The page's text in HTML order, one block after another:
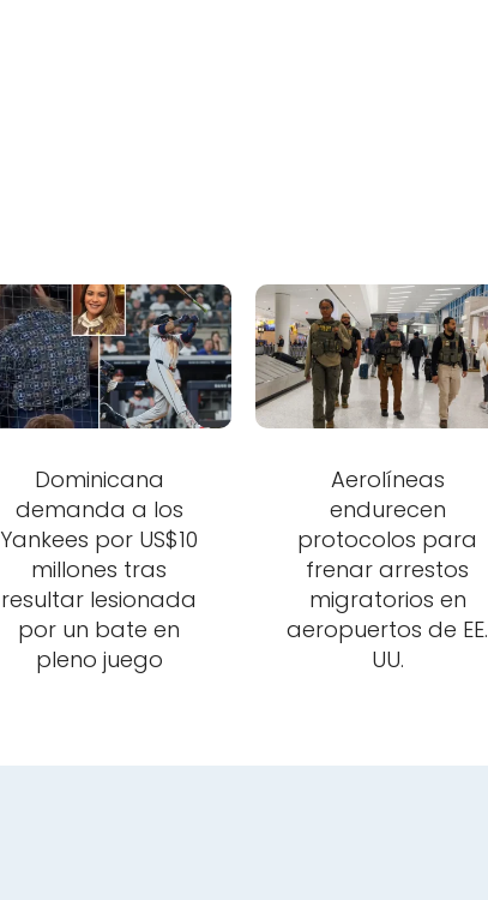
Dominicana
demanda a los
Yankees por US$10
millones tras
resultar lesionada
por un bate en
pleno juego
Aerolíneas
endurecen
protocolos para
frenar arrestos
migratorios en
aeropuertos de EE.
UU.